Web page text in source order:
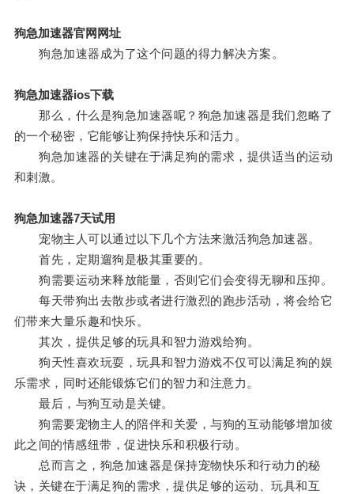
狗急加速器官网网址
狗急加速器成为了这个问题的得力解决方案。
狗急加速器ios下载
那么，什么是狗急加速器呢？狗急加速器是我们忽略了
的一个秘密，它能够让狗保持快乐和活力。
狗急加速器的关键在于满足狗的需求，提供适当的运动
和刺激。
狗急加速器7天试用
宠物主人可以通过以下几个方法来激活狗急加速器。
首先，定期遛狗是极其重要的。
狗需要运动来释放能量，否则它们会变得无聊和压抑。
每天带狗出去散步或者进行激烈的跑步活动，将会给它
们带来大量乐趣和快乐。
其次，提供足够的玩具和智力游戏给狗。
狗天性喜欢玩耍，玩具和智力游戏不仅可以满足狗的娱
乐需求，同时还能锻炼它们的智力和注意力。
最后，与狗互动是关键。
狗需要宠物主人的陪伴和关爱，与狗的互动能够增加彼
此之间的情感纽带，促进快乐和积极行动。
总而言之，狗急加速器是保持宠物快乐和行动力的秘
诀，关键在于满足狗的需求，提供足够的运动、玩具和互